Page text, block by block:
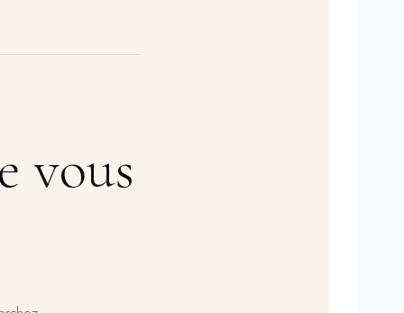
vous